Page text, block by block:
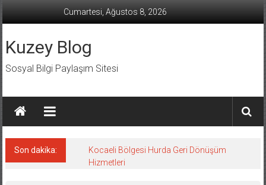
Cumartesi, Ağustos 8, 2026
Kuzey Blog
Sosyal Bilgi Paylaşım Sitesi
Son dakika:
Kocaeli Bölgesi Hurda Geri Dönüşüm
Hizmetleri